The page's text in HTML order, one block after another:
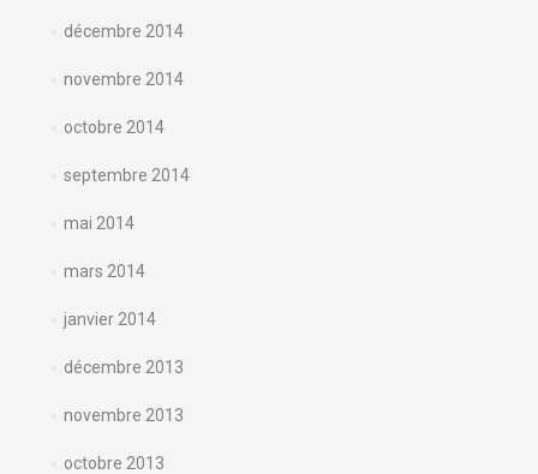
décembre 2014
novembre 2014
octobre 2014
septembre 2014
mai 2014
mars 2014
janvier 2014
décembre 2013
novembre 2013
octobre 2013